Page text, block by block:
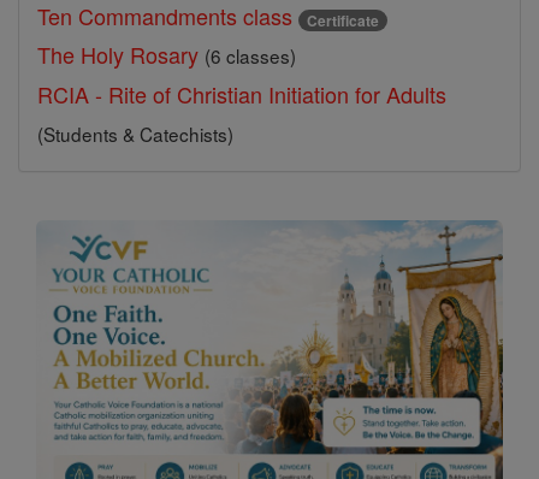
Ten Commandments class Certificate
The Holy Rosary (6 classes)
RCIA - Rite of Christian Initiation for Adults
(Students & Catechists)